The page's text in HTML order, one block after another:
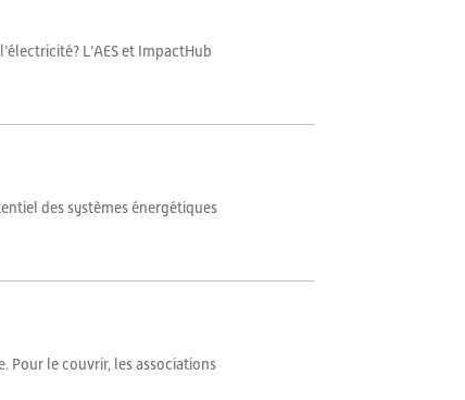
L’AES et ImpactHub
des systèmes énergétiques
Pour le couvrir, les associations